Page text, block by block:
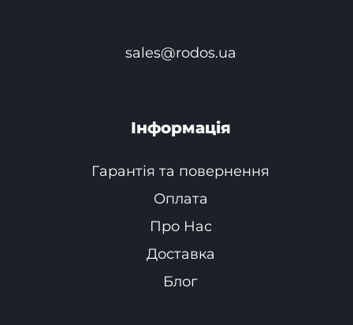
sales@rodos.ua
Інформація
Гарантія та повернення
Оплата
Про Нас
Доставка
Блог